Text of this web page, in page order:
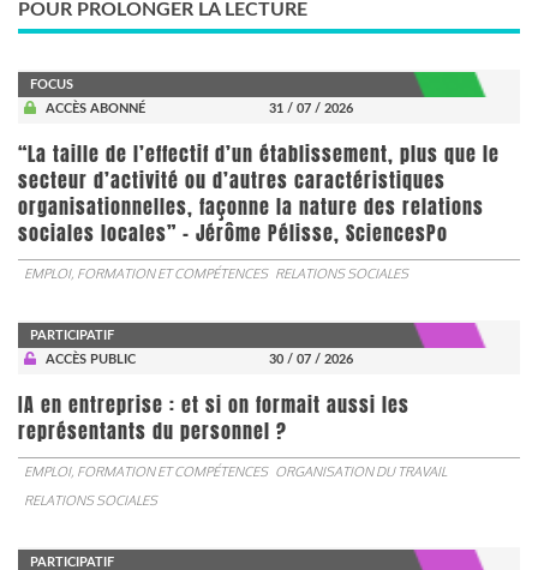
POUR PROLONGER LA LECTURE
FOCUS
ACCÈS ABONNÉ
31 / 07 / 2026
“La taille de l’effectif d’un établissement, plus que le
secteur d’activité ou d’autres caractéristiques
organisationnelles, façonne la nature des relations
sociales locales” - Jérôme Pélisse, SciencesPo
EMPLOI, FORMATION ET COMPÉTENCES RELATIONS SOCIALES
PARTICIPATIF
ACCÈS PUBLIC
30 / 07 / 2026
IA en entreprise : et si on formait aussi les
représentants du personnel ?
EMPLOI, FORMATION ET COMPÉTENCES ORGANISATION DU TRAVAIL
RELATIONS SOCIALES
PARTICIPATIF